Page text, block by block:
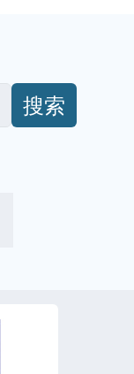
搜索